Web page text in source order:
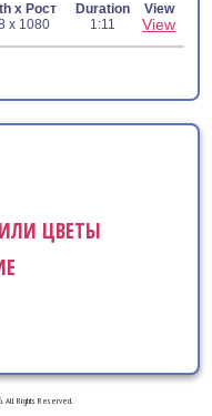
x Рост Duration
View
x 1080 1:11 View
ЦВЕТЫ
All Rights Reserved.